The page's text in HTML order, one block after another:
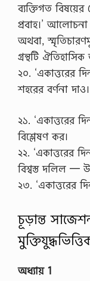
ব্যক্তিগত বিষয়ের
প্রবাহ।’
অথবা,
গ্রন্থটি
২০. ‘একাত্তরের
শহরের বর্ণনা দাও।
২১. ‘একাত্তরের
বিশ্লেষণ কর।
২২. ‘একাত্তরের
বিশ্বস্ত দলিল —
২৩. ‘একাত্তরের
চূড়ান্ত
অধ্যায় 1